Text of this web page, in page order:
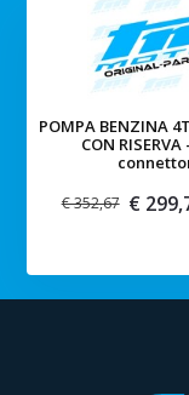
POMPA BENZINA
CON
€ 352,67 €